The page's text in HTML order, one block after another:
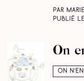
Par
Publié
On
On